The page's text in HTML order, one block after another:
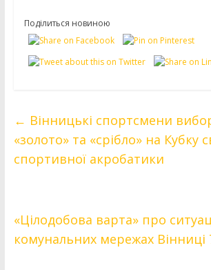
Поділиться новиною
← Вінницькі спортсмени
«золото» та «срібло» на Кубку
спортивної акробатики
«Цілодобова варта» про
комунальних мережах Вінниці